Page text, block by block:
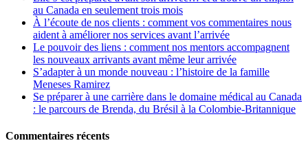
au Canada en seulement trois mois
À l’écoute de nos clients : comment vos commentaires nous
aident à améliorer nos services avant l’arrivée
Le pouvoir des liens : comment nos mentors accompagnent
les nouveaux arrivants avant même leur arrivée
S’adapter à un monde nouveau : l’histoire de la famille
Meneses Ramirez
Se préparer à une carrière dans le domaine médical au Canada
: le parcours de Brenda, du Brésil à la Colombie-Britannique
Commentaires récents